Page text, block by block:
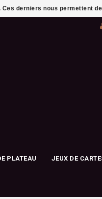
PLATEAU JEUX DE
derniers nous permettent